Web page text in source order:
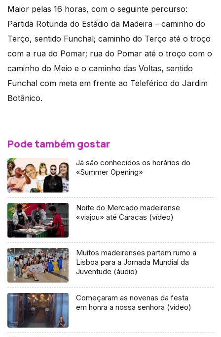
Maior pelas 16 horas, com o seguinte percurso:
Partida Rotunda do Estádio da Madeira – caminho do
Terço, sentido Funchal; caminho do Terço até o troço
com a rua do Pomar; rua do Pomar até o troço com o
caminho do Meio e o caminho das Voltas, sentido
Funchal com meta em frente ao Teleférico do Jardim
Botânico.
Pode também gostar
Já são conhecidos os horários do
«Summer Opening»
Noite do Mercado madeirense
«viajou» até Caracas (vídeo)
Muitos madeirenses partem rumo a
Lisboa para a Jornada Mundial da
Juventude (áudio)
Começaram as novenas da festa
em honra a nossa senhora (vídeo)